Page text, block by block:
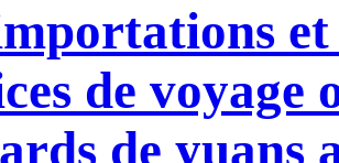
de voyage
de yuans